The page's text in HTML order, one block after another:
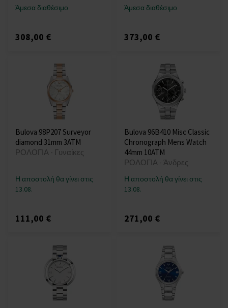
Άμεσα διαθέσιμο
308,00 €
Άμεσα διαθέσιμο
373,00 €
Bulova 98P207 Surveyor
diamond 31mm 3ATM
ΡΟΛΟΓΙΑ - Γυναίκες
Η αποστολή θα γίνει στις
13.08.
111,00 €
Bulova 96B410 Misc Classic
Chronograph Mens Watch
44mm 10ATM
ΡΟΛΟΓΙΑ - Άνδρες
Η αποστολή θα γίνει στις
13.08.
271,00 €